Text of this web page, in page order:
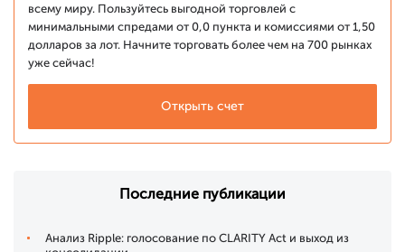
всему миру. Пользуйтесь выгодной торговлей с
минимальными спредами от 0,0 пункта и комиссиями от 1,50
долларов за лот. Начните торговать более чем на 700 рынках
уже сейчас!
Открыть счет
Последние публикации
Анализ Ripple: голосование по CLARITY Act и выход из